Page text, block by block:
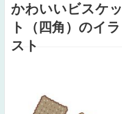
かわいいビスケッ
ト（四角）のイラ
スト